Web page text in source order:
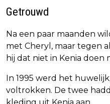
Getrouwd
Na een paar maanden
met Cheryl, maar tegen
hij dat niet in Kenia doen
In 1995 werd het
voltrokken. De twee